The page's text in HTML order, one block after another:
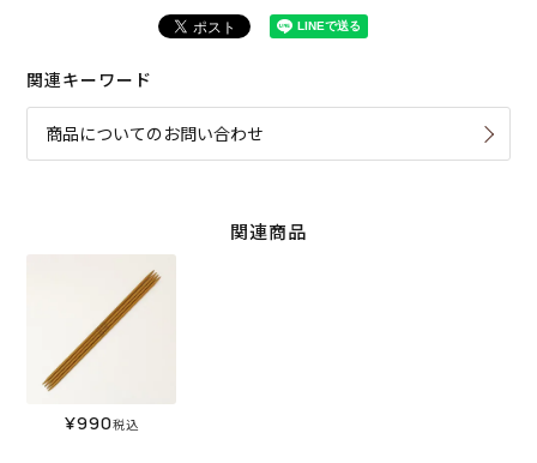
関連キーワード
商品についてのお問い合わせ
関連商品
¥990税込